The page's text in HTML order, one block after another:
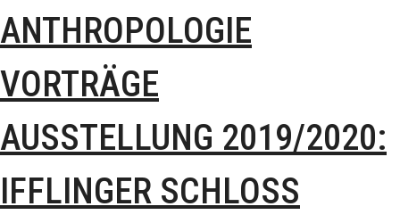
ANTHROPOLOGIE
VORTRÄGE
AUSSTELLUNG 2019/2020:
IFFLINGER SCHLOSS